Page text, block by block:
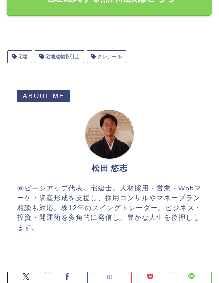
宅建 宅地建物取引士 クレアール
ABOUT ME
松田 悠志
㈱ビーシアップ代表。宅建士。人材採用・営業・Webマ
ーケ・資産形成を支援し、採用コンサルやマネープラン
相談も対応。株12年のスイングトレーダー。ビジネス・
投資・開運術を多角的に発信し、豊かな人生を後押しし
ます。